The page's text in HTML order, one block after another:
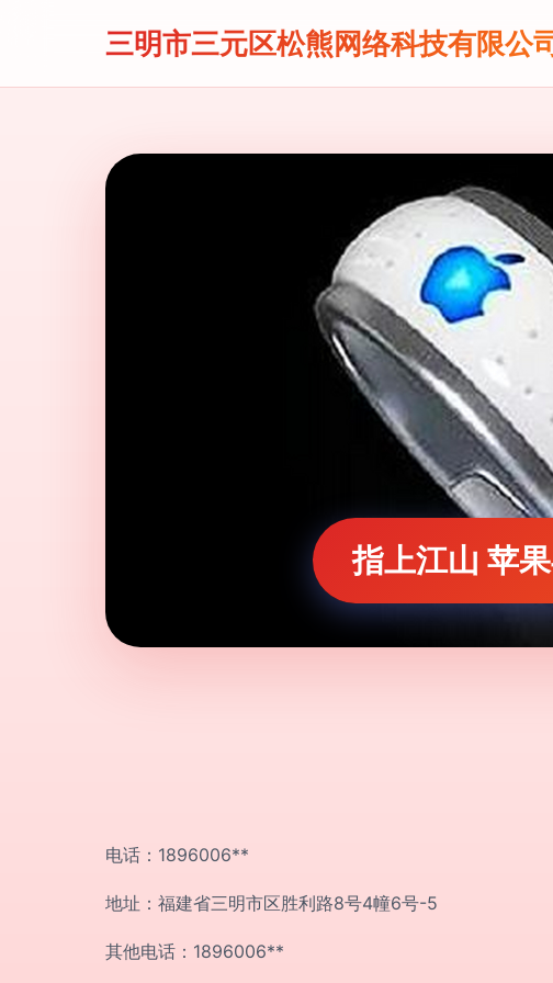
三明市三元区松熊网络科技有限公
指上江山 苹
电话：1896006**
地址：福建省三明市区胜利路8号4幢6号-5
其他电话：1896006**